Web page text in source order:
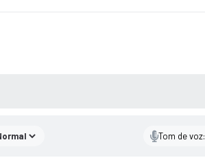
Tom de voz: